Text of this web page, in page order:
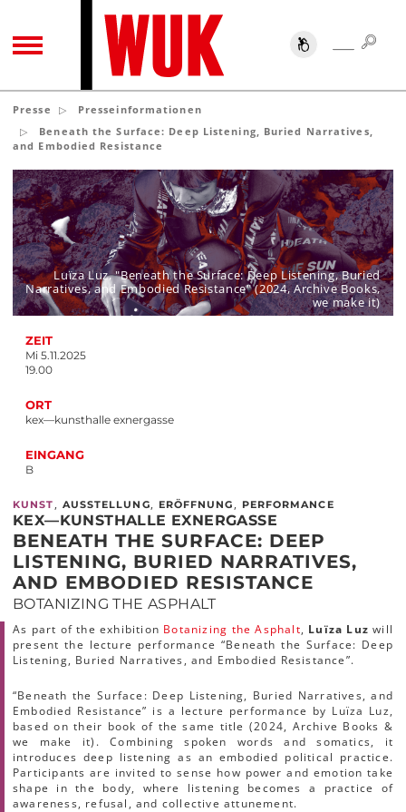
TOGGLE NAVIGATION SUCHE
Presse
Presseinformationen
Beneath the Surface: Deep Listening, Buried Narratives,
and Embodied Resistance
ZEIT
Mi 5.11.2025
19.00
ORT
kex—kunsthalle exnergasse
EINGANG
B
Luïza Luz, "Beneath the Surface: Deep Listening, Buried
Narratives, and Embodied Resistance" (2024, Archive Books,
we make it)
KUNST , AUSSTELLUNG, ERÖFFNUNG , PERFORMANCE
KEX—KUNSTHALLE EXNERGASSE
BENEATH THE SURFACE: DEEP
LISTENING, BURIED NARRATIVES,
AND EMBODIED RESISTANCE
BOTANIZING THE ASPHALT
As part of the exhibition Botanizing the Asphalt, Luïza Luz will
present the lecture performance “Beneath the Surface: Deep
Listening, Buried Narratives, and Embodied Resistance”.
“Beneath the Surface: Deep Listening, Buried Narratives, and
Embodied Resistance” is a lecture performance by Luïza Luz,
based on their book of the same title (2024, Archive Books &
we make it). Combining spoken words and somatics, it
introduces deep listening as an embodied political practice.
Participants are invited to sense how power and emotion take
shape in the body, where listening becomes a practice of
awareness, refusal, and collective attunement.